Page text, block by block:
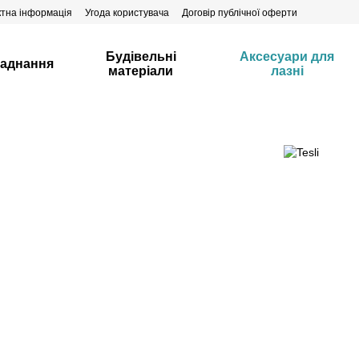
інформація Угода користувача Договір публічної оферти
Будівельні
матеріали
Аксесуари для
лазні